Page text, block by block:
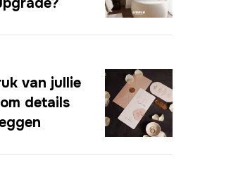
van jullie
details